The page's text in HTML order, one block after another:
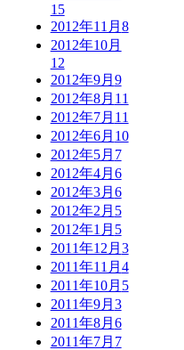
15
2012年11月 8
2012年10月
12
2012年9月 9
2012年8月 11
2012年7月 11
2012年6月 10
2012年5月 7
2012年4月 6
2012年3月 6
2012年2月 5
2012年1月 5
2011年12月 3
2011年11月 4
2011年10月 5
2011年9月 3
2011年8月 6
2011年7月 7